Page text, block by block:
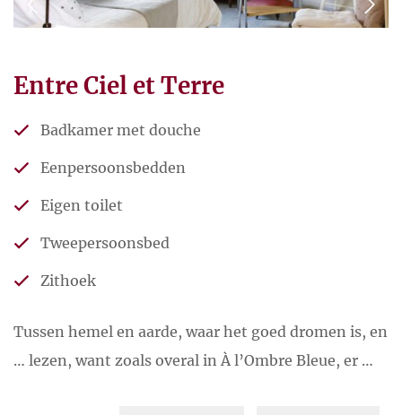
Entre Ciel et Terre
Badkamer met douche
Eenpersoonsbedden
Eigen toilet
Tweepersoonsbed
Zithoek
Tussen hemel en aarde, waar het goed dromen is, en
… lezen, want zoals overal in À l’Ombre Bleue, er …